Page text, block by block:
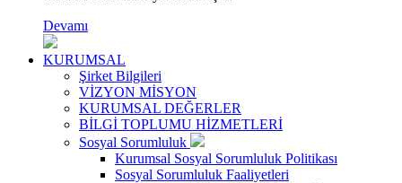
Devamı
KURUMSAL
Şirket Bilgileri
VİZYON MİSYON
KURUMSAL DEĞERLER
BİLGİ TOPLUMU HİZMETLERİ
Sosyal Sorumluluk
Kurumsal Sosyal Sorumluluk Politikası
Sosyal Sorumluluk Faaliyetleri